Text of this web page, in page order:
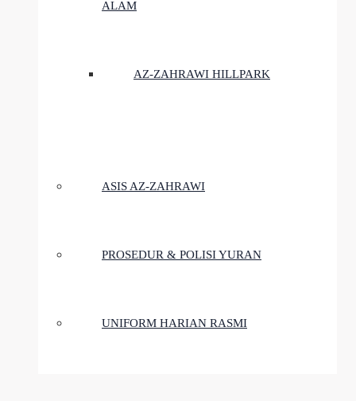
ALAM
AZ-ZAHRAWI HILLPARK
ASIS AZ-ZAHRAWI
PROSEDUR & POLISI YURAN
UNIFORM HARIAN RASMI